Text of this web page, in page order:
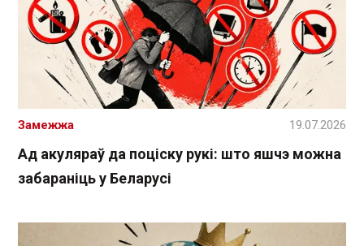
Ад акуляраў да поціску рукі: што яшчэ можна
забараніць у Беларусі
Замежжа 19.07.2026